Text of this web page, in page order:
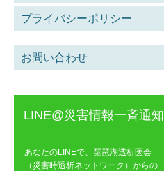
プライバシーポリシー
お問い合わせ
LINE@災害情報一斉通知
あなたのLINEで、琵琶湖透析医会
（災害時透析ネットワーク）からの